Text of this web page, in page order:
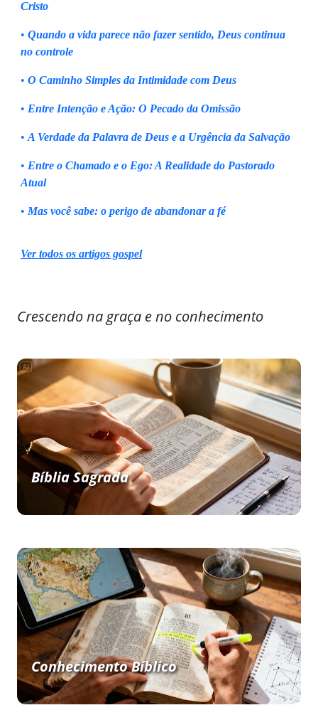
Cristo
• Quando a vida parece não fazer sentido, Deus continua
no controle
• O Caminho Simples da Intimidade com Deus
• Entre Intenção e Ação: O Pecado da Omissão
• A Verdade da Palavra de Deus e a Urgência da Salvação
• Entre o Chamado e o Ego: A Realidade do Pastorado
Atual
• Mas você sabe: o perigo de abandonar a fé
Ver todos os artigos gospel
Crescendo na graça e no conhecimento
Bíblia Sagrada
Conhecimento Bíblico